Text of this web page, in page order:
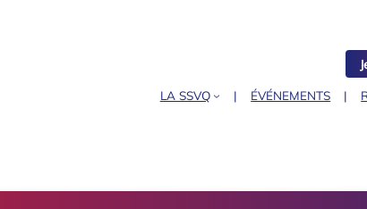
LA SSVQ ÉVÉNEMENTS